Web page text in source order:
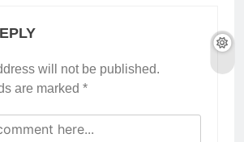
will not be published.
are marked *